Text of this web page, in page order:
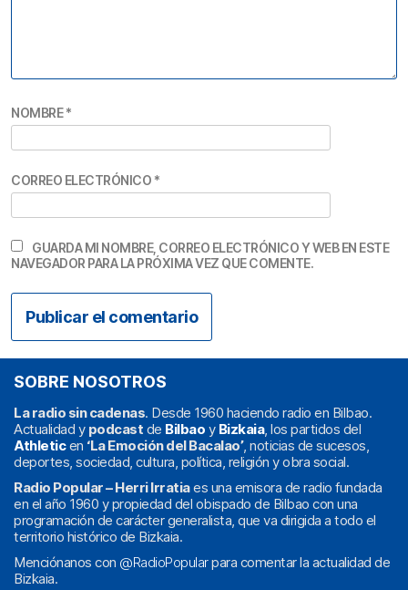
NOMBRE*
CORREO ELECTRÓNICO *
GUARDA MI NOMBRE, CORREO ELECTRÓNICO Y WEB EN ESTE
NAVEGADOR PARA LA PRÓXIMA VEZ QUE COMENTE.
SOBRE NOSOTROS
La radio sin cadenas. Desde 1960 haciendo radio en Bilbao.
Actualidad y podcast de Bilbao y Bizkaia, los partidos del
Athleticen ‘La Emoción del Bacalao’, noticias de sucesos,
deportes, sociedad, cultura, política, religión y obra social.
Radio Popular – Herri Irratiaes una emisora de radio fundada
en el año 1960 y propiedad del obispado de Bilbao con una
programación de carácter generalista, que va dirigida a todo el
territorio histórico de Bizkaia.
Menciónanos con @RadioPopularpara comentar la actualidad de
Bizkaia.